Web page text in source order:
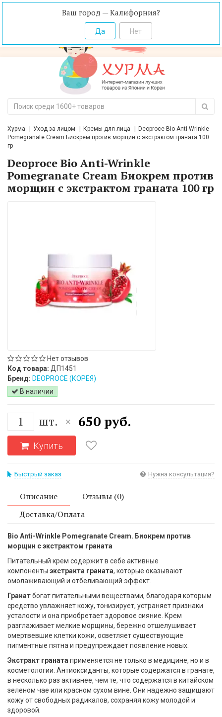
Ваш город — Калифорния?
Хурма Уход за лицом Кремы для лица
Deoproce Bio Anti-Wrinkle
Pomegranate Cream Биокрем против морщин с экстрактом граната 100
гр
Deoproce Bio Anti-Wrinkle
Pomegranate Cream Биокрем против
морщин с экстрактом граната 100 гр
Нет отзывов
Код товара: ДП1451
Бренд: DEOPROCE (КОРЕЯ)
В наличии
шт. × 650 руб.
Купить
Быстрый заказ Нужна консультация?
Описание
Отзывы (0)
Доставка/Оплата
Bio Anti-Wrinkle Pomegranate Cream. Биокрем против
морщин с экстрактом граната
Питательный крем содержит в себе активные
компоненты экстракта граната, которые оказывают
омолаживающий и отбеливающий эффект.
Гранатбогат питательными веществами, благодаря которым
средство увлажняет кожу, тонизирует, устраняет признаки
усталости и она приобретает здоровое сияние. Крем
разглаживает мелкие морщины, бережно отшелушивает
омертвевшие клетки кожи, осветляет существующие
пигментные пятна и предупреждает появление новых.
Экстракт гранатаприменяется не только в медицине, но и в
косметологии. Антиоксиданты, которые содержатся в гранате,
в несколько раз активнее, чем те, что содержатся в китайском
зеленом чае или красном сухом вине. Они надежно защищают
кожу от свободных радикалов, сохраняя кожу молодой и
здоровой.